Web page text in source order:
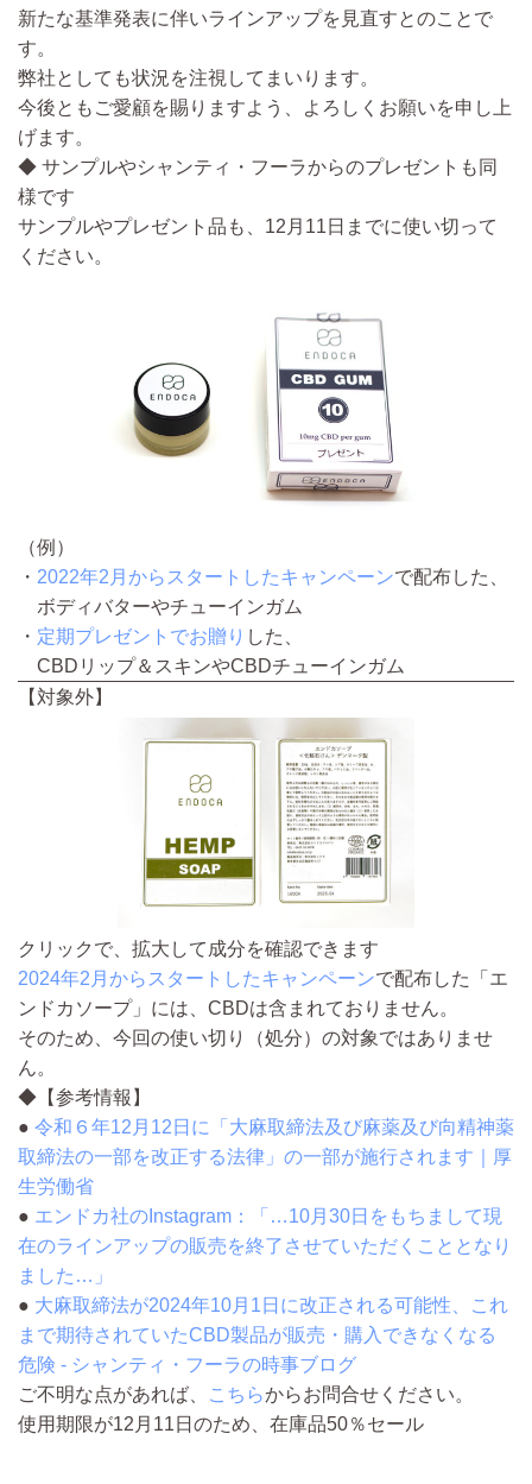
新たな基準発表に伴いラインアップを見直すとのこと で
す。
弊社としても状況を注視してまいります。
今後ともご愛顧を賜りますよう、よろしくお願いを申し上
げます。
◆ サンプルやシャンティ・フーラからのプレゼントも同
様です
サンプルやプレゼント品も、12月11日までに使い切って
ください。
（例）
・ 2022年2月からスタートしたキャンペーンで配布した、
ボディバターやチューインガム
・ 定期プレゼントでお贈り した、
CBDリップ＆スキンやCBDチューインガム
【対象外】
クリックで、拡大して成分を確認できます
2024年2月からスタートしたキャンペーンで配布した「エ
ンドカソープ」には、CBDは含まれておりません。
そのため、今回の使い切り（処分）の対象ではありませ
ん。
◆【参考情報】
● 令和６年12月12日に「大麻取締法及び麻薬及び向精神薬
取締法の一部を改正する法律」の一部が施行されます｜厚
生労働省
● エンドカ社のInstagram：「…10月30日をもちまして現
在のラインアップの販売を終了させていただくこととなり
ました…」
● 大麻取締法が2024年10月1日に改正される可能性、これ
まで期待されていたCBD製品が販売・購入できなくなる
危険 - シャンティ・フーラの時事ブログ
ご不明な点があれば、
こちらからお問合せください。
使用期限が12月11日のため、在庫品50％セール